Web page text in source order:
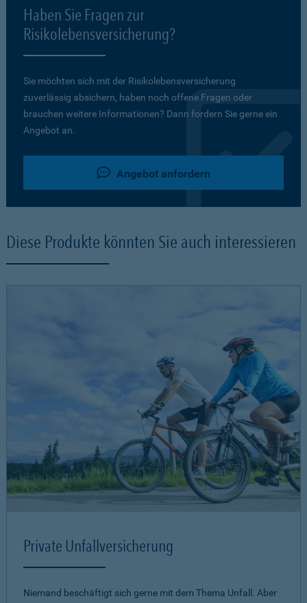
Haben Sie Fragen zur
Risikolebensversicherung?
Sie möchten sich mit der Risikolebensversicherung
zuverlässig absichern, haben noch offene Fragen oder
brauchen weitere Informationen? Dann fordern Sie gerne ein
Angebot an.
Angebot anfordern
Diese Produkte könnten Sie auch interessieren
Private Unfallversicherung
Niemand beschäftigt sich gerne mit dem Thema Unfall. Aber